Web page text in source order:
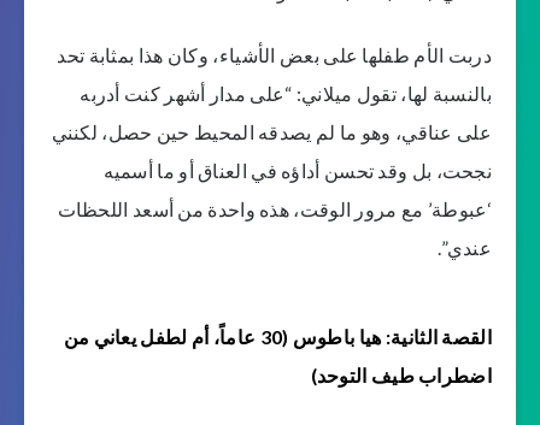
دربت الأم طفلها على بعض الأشياء، وكان هذا بمثابة تحد
بالنسبة لها، تقول ميلاني: “على مدار أشهر كنت أدربه
على عناقي، وهو ما لم يصدقه المحيط حين حصل، لكنني
نجحت، بل وقد تحسن أداؤه في العناق أو ما أسميه
‘عبوطة’ مع مرور الوقت، هذه واحدة من أسعد اللحظات
عندي”.
القصة الثانية: هيا باطوس (30 عاماً، أم لطفل يعاني من
اضطراب طيف التوحد)